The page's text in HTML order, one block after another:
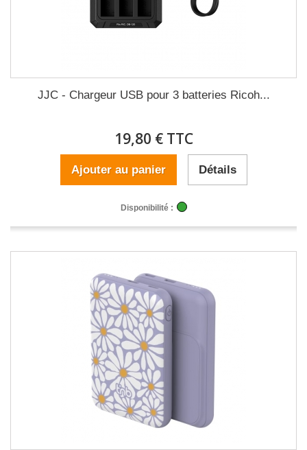
JJC - Chargeur USB pour 3 batteries Ricoh...
19,80 € TTC
Ajouter au panier Détails
Disponibilité :